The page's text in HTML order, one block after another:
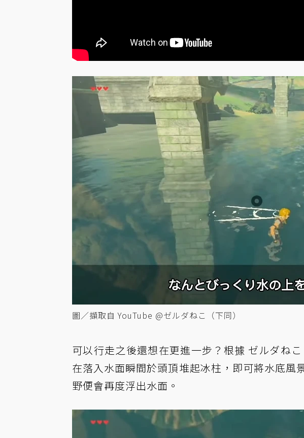
圖／擷取自 YouTube @ゼルダねこ（下同）
可以行走之後還想在更進一步？根據 ゼルダね
在落入水面瞬間於頭頂堆起冰柱，即可將水底風
野便會再度浮出水面。